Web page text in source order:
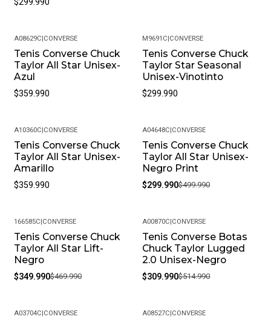
Limpiarlos Con Un Paño Húmedo Y Evitar El Uso De
Fresco Y Seco Cuando No Los Estés Usando.
• Peso Del Producto: Ligero, Ideal Para Uso Diario.
A08629C|CONVERSE
Tenis Converse Chuck
Taylor All Star Unisex-
Azul
$359.990
M9691C|CONVERSE
Tenis Converse Chuck
Taylor Star Seasonal
Unisex-Vinotinto
$299.990
A10360C|CONVERSE
Tenis Converse Chuck
Taylor All Star Unisex-
Amarillo
$359.990
-40%
A04648C|CONVERSE
Tenis Converse Chuck
Taylor All Star Unisex-
Negro Print
$299.990$499.990
-26%
166585C|CONVERSE
Tenis Converse Chuck
Taylor All Star Lift-
Negro
$349.990$469.990
-40%
A00870C|CONVERSE
Tenis Converse Botas
Chuck Taylor Lugged
2.0 Unisex-Negro
$309.990$514.990
A03704C|CONVERSE A08527C|CONVERSE